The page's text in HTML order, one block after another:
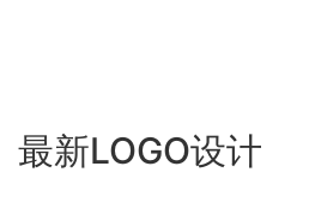
最新LOGO设计